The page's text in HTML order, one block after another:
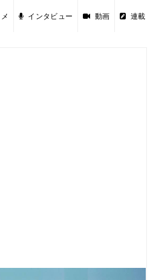
インタビュー 動画 連載